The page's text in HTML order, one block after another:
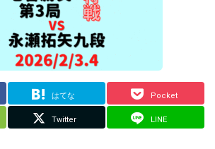
はてな Pocket
Twitter LINE